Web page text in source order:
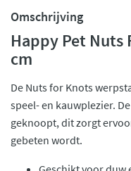
Omschrijving
Happy Pet Nuts
cm
De Nuts for Knots
speel- en kauwplezier.
geknoopt, dit zorgt
gebeten wordt.